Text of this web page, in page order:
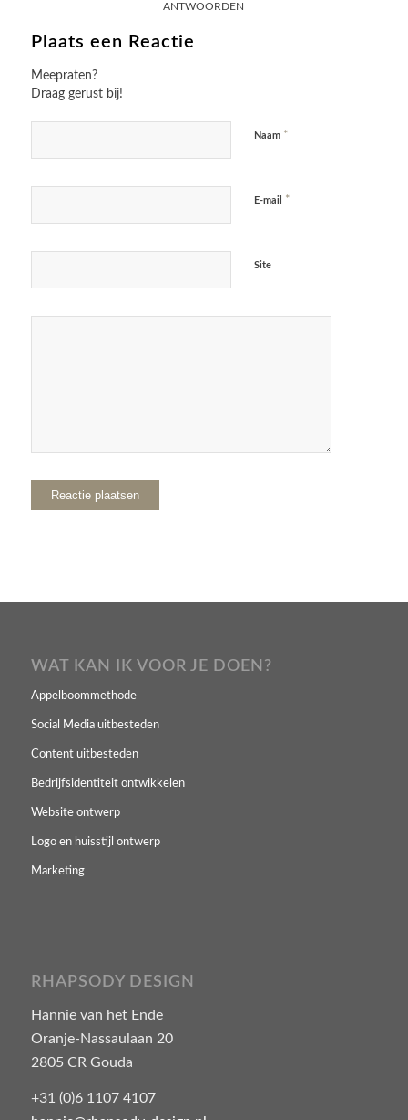
ANTWOORDEN
Plaats een Reactie
Meepraten?
Draag gerust bij!
Naam *
E-mail *
Site
WAT KAN IK VOOR JE DOEN?
Appelboommethode
Social Media uitbesteden
Content uitbesteden
Bedrijfsidentiteit ontwikkelen
Website ontwerp
Logo en huisstijl ontwerp
Marketing
RHAPSODY DESIGN
Hannie van het Ende
Oranje-Nassaulaan 20
2805 CR Gouda
+31 (0)6 1107 4107